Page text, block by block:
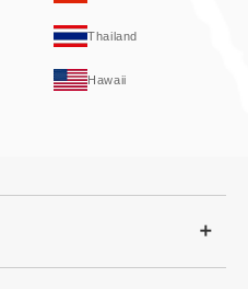
Thailand
Hawaii